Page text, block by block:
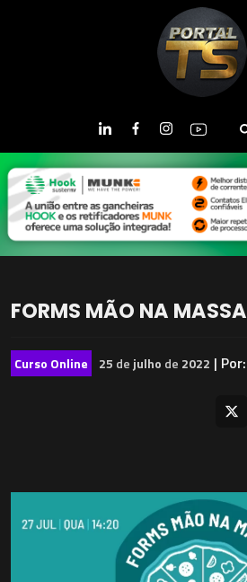
FORMS MÃO NA MASSA
Curso Online 25 dejulho de 2022 | Por: